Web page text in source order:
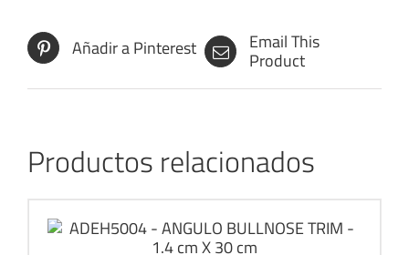
Añadir a Pinterest Email This
Product
Productos relacionados